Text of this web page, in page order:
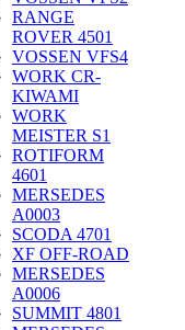
RANGE
ROVER 4501
VOSSEN VFS4
WORK CR-
KIWAMI
WORK
MEISTER S1
ROTIFORM
4601
MERSEDES
A0003
SCODA 4701
XF OFF-ROAD
MERSEDES
A0006
SUMMIT 4801